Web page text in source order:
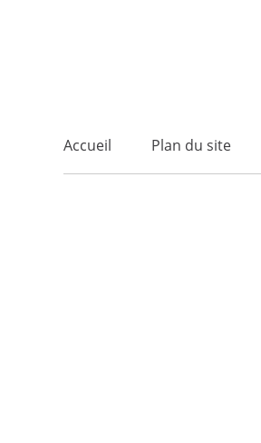
Accueil Plan du site